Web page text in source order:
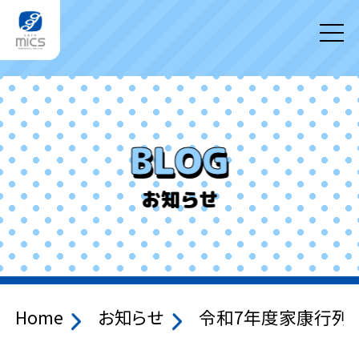
BLOG
お知らせ
Home お知らせ 令和7年度家康行列